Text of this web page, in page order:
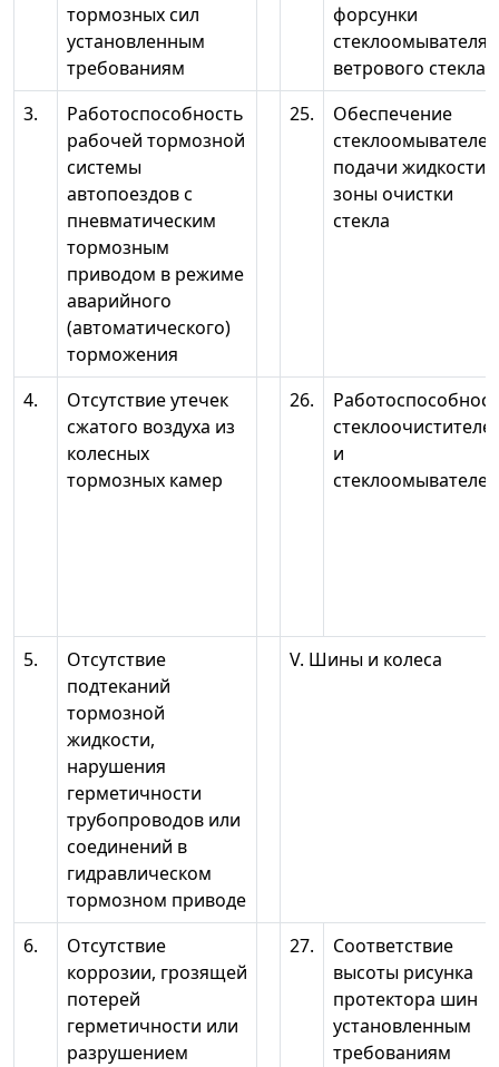
тормозных сил
установленным
требованиям
форсунки
стеклоомывателя
ветрового стекла
3.
Работоспособность
рабочей тормозной
системы
автопоездов с
пневматическим
тормозным
приводом в режиме
аварийного
(автоматического)
торможения
25.
Обеспечение
подачи жидкости в
зоны очистки
стекла
4.
Отсутствие утечек
сжатого воздуха из
колесных
тормозных камер
26.
и
стеклоомывателей
5.
Отсутствие
подтеканий
тормозной
жидкости,
нарушения
герметичности
трубопроводов или
соединений в
гидравлическом
тормозном приводе
V. Шины и колеса
6.
Отсутствие
коррозии, грозящей
потерей
герметичности или
разрушением
27.
Соответствие
высоты рисунка
протектора шин
установленным
требованиям